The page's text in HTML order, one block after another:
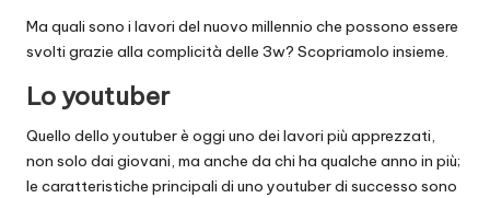
Ma quali sono i lavori del nuovo millennio che possono essere
svolti grazie alla complicità delle 3w? Scopriamolo insieme.
Lo youtuber
Quello dello youtuber è oggi uno dei lavori più apprezzati,
non solo dai giovani, ma anche da chi ha qualche anno in più;
le caratteristiche principali di uno youtuber di successo sono